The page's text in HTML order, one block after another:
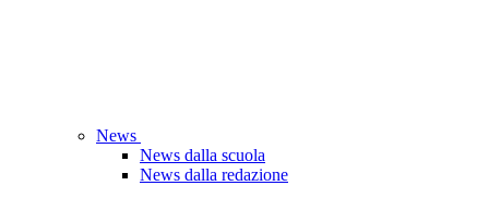
News
News dalla scuola
News dalla redazione